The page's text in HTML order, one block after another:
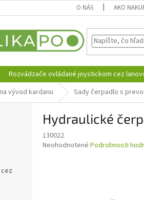
O NÁS AKO
Rozvádzače ovládané joystickom cez
vývod kardanu Sady čerpadlo s
Hydraulické
130022
Priemerné
Neohodnotené Podrobnosti